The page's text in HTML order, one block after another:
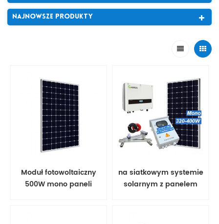
Najnowsze Produkty
Moduł fotowoltaiczny
500W mono paneli
na siatkowym systemie
solarnym z panelem